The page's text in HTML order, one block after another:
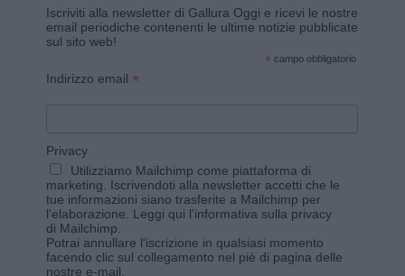
Iscriviti alla newsletter di Gallura Oggi e ricevi le nostre
email periodiche contenenti le ultime notizie pubblicate
sul sito web!
* campo obbligatorio
Indirizzo email *
Privacy
Utilizziamo Mailchimp come piattaforma di
marketing. Iscrivendoti alla newsletter accetti che le
tue informazioni siano trasferite a Mailchimp per
l'elaborazione. Leggi qui l'informativa sulla privacy
di Mailchimp
Potrai annullare l'iscrizione in qualsiasi momento
facendo clic sul collegamento nel piè di pagina delle
nostre e-mail.